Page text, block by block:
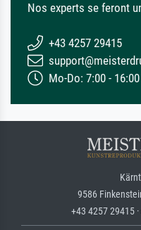
Nos experts se feront
+43 4257 29415
Mo-Do: 7:00 -
9586
+43 4257 29415